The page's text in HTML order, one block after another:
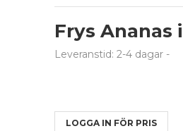
Frys Ananas
Leveranstid: 2-4 dagar -
LOGGA IN FÖR PRIS